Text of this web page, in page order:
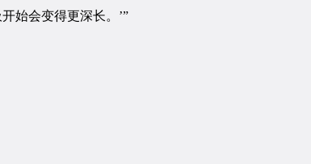
始会变得更深长。’”